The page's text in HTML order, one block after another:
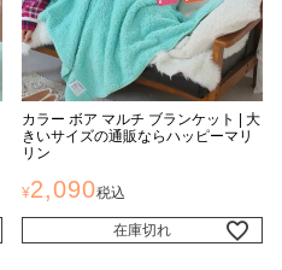
カラー ボア マルチ ブランケット | 大
きいサイズの通販ならハッピーマリ
リン
¥2,090税込
在庫切れ